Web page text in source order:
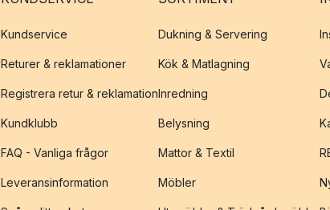
Kundservice
Returer & reklamationer
Registrera retur & reklamation
Kundklubb
FAQ - Vanliga frågor
Leveransinformation
Dukning & Servering
Kök & Matlagning
Inredning
Belysning
Mattor & Textil
Möbler